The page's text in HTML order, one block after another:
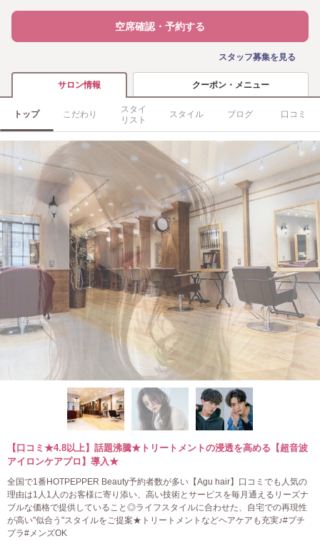
空席確認・予約する
スタッフ募集を見る
サロン情報 クーポン・メニュー
トップ こだわり
スタイ
リスト
スタイル ブログ 口コミ
【口コミ★4.8以上】話題沸騰★トリートメントの浸透を高める【超音波
アイロンケアプロ】導入★
全国で1番HOTPEPPER Beauty予約者数が多い【Agu hair】口コミでも人気の
理由は1人1人のお客様に寄り添い、高い技術とサービスを毎月通えるリーズナ
ブルな価格で提供していること◎ライフスタイルに合わせた、自宅での再現性
が高い"似合う"スタイルをご提案★トリートメントなどヘアケアも充実♪#プチ
プラ#メンズOK